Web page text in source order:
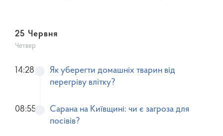
25 Червня
Четвер
Як уберегти домашніх тварин від
перегріву влітку?
14:28
Сарана на Київщині: чи є загроза для
посівів?
08:55